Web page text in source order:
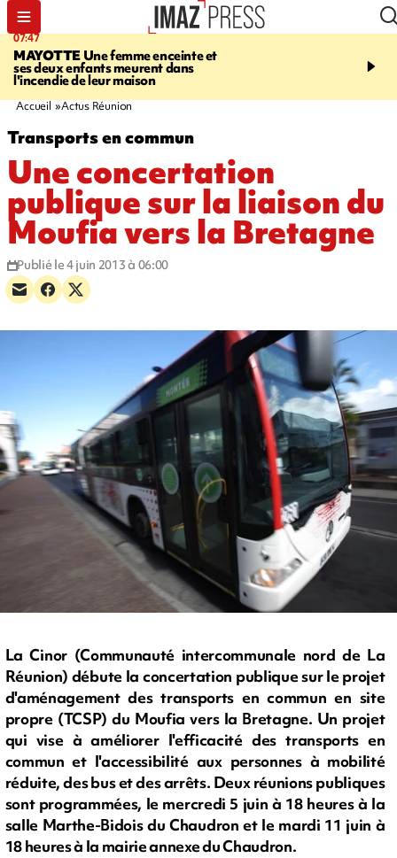
07:47
MAYOTTE Une femme enceinte et
ses deux enfants meurent dans
l'incendie de leur maison
10:48
Christophe Lambert
Accueil Actus Réunion
Transports en commun
Une concertation
publique sur la liaison du
Moufia vers la Bretagne
Publié le 4 juin 2013 à 06:00
La Cinor (Communauté intercommunale nord de La
Réunion) débute la concertation publique sur le projet
d'aménagement des transports en commun en site
propre (TCSP) du Moufia vers la Bretagne. Un projet
qui vise à améliorer l'efficacité des transports en
commun et l'accessibilité aux personnes à mobilité
réduite, des bus et des arrêts. Deux réunions publiques
sont programmées, le mercredi 5 juin à 18 heures à la
salle Marthe-Bidois du Chaudron et le mardi 11 juin à
18 heures à la mairie annexe du Chaudron.